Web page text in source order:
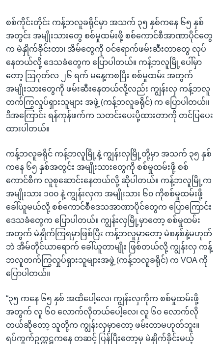
ရှာဖွေ
ရန်
နေရာ
သို့
ကျော်
ရန်
ဘာသာစကားများ
စစ်ကိုင်းတိုင်း ကန့်ဘလူခရိုင်မှာ အသက် ၃၅ နှစ်ကနေ ၆၅ နှစ်
အတွင်း အမျိုးသားတွေ စစ်မှုထမ်းဖို့ စစ်ကောင်စီအာဏာပိုင်တွေ
က မဲနှိုက်ခိုင်းတာ၊ အိမ်တွေကို ဝင်ရောက်ဖမ်းဆီးတာတွေ လုပ်
နေတယ်လို့ ဒေသခံတွေက ပြောပါတယ်။ ကန့်ဘလူမြို့ပေါ်မှာ
တော့ ဩဂုတ်လ ၂၆ ရက် မနေ့ကစပြီး စစ်မှုထမ်း အတွက်
အမျိုးသားတွေကို ဖမ်းဆီးနေတယ်လို့လည်း ကျွန်းလှ ကန့်ဘလူ
တက်ကြွလှုပ်ရှားသူများ အဖွဲ့ (ကန့်ဘလူခရိုင်) က ပြောပါတယ်။
ဒီအကြောင်း ရန်ကုန်ဖက်က သတင်းပေးပို့ထားတာကို တင်ပြပေး
ထားပါတယ်။
ကန့်ဘလူခရိုင် ကန့်ဘလူမြို့နဲ့ ကျွန်းလှမြို့တို့မှာ အသက် ၃၅ နှစ်
ကနေ ၆၅ နှစ်အတွင်း အမျိုးသားတွေကို စစ်မှုထမ်းဖို့ စစ်
ကောင်စီက လူစုဆောင်းနေတယ်လို့ ဆိုပါတယ်။ ကန့်ဘလူမြို့က
အမျိုးသား ၁၀၀ နဲ့ ကျွန်းလှက အမျိုးသား ၆၀ ကိုစစ်မှုထမ်းဖို့
ခေါ်ယူမယ်လို့ စစ်ကောင်စီဒေသအာဏာပိုင်တွေက ပြောကြောင်း
ဒေသခံတွေက ပြောပါတယ်။ ကျွန်းလှမြို့မှာတော့ စစ်မှုထမ်း
အတွက် မဲနှိုက်ကြရမှာဖြစ်ပြီး ကန့်ဘလူမှာတော့ မဲစနစ်နဲ့မဟုတ်
ဘဲ အိမ်တိုင်ယာရောက် ခေါ်ယူတာမျိုး ဖြစ်တယ်လို့ ကျွန်းလှ ကန့်
ဘလူတက်ကြွလှုပ်ရှားသူများအဖွဲ့ (ကန့်ဘလူခရိုင်) က VOA ကို
ပြောပါတယ်။
“၃၅ ကနေ ၆၅ နှစ် အထိပေါ့လေ၊ ကျွန်းလှကိုက စစ်မှုထမ်းဖို့
အတွက် လူ ၆၀ လောက်လိုတယ်ပေါ့လေ၊ လူ ၆၀ လောက်လို
တယ်ဆိုတော့ သူတို့က ကျွန်းလှမှာတော့ ဖမ်းတာမဟုတ်ဘူး။
ရပ်ကွက်ဥက္ကဋ္ဌကနေ တဆင့် ပြန်ပြီးတော့မှ မဲနှိုက်ခိုင်းမယ့်